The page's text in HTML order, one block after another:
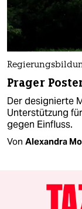
Prager
Der designierte
Unterstützung
gegen Einfluss.
Von Alexandra